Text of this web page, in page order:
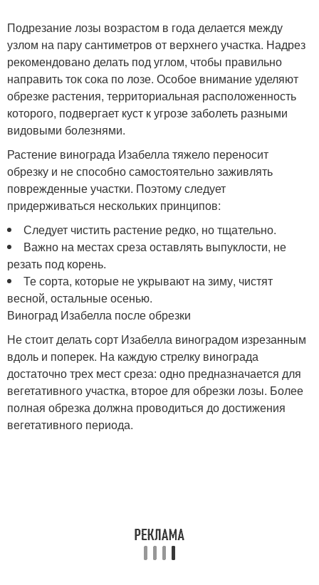
Подрезание лозы возрастом в года делается между
узлом на пару сантиметров от верхнего участка. Надрез
рекомендовано делать под углом, чтобы правильно
направить ток сока по лозе. Особое внимание уделяют
обрезке растения, территориальная расположенность
которого, подвергает куст к угрозе заболеть разными
видовыми болезнями.
Растение винограда Изабелла тяжело переносит
обрезку и не способно самостоятельно заживлять
поврежденные участки. Поэтому следует
придерживаться нескольких принципов:
Следует чистить растение редко, но тщательно.
Важно на местах среза оставлять выпуклости, не
резать под корень.
Те сорта, которые не укрывают на зиму, чистят
весной, остальные осенью.
Виноград Изабелла после обрезки
Не стоит делать сорт Изабелла виноградом изрезанным
вдоль и поперек. На каждую стрелку винограда
достаточно трех мест среза: одно предназначается для
вегетативного участка, второе для обрезки лозы. Более
полная обрезка должна проводиться до достижения
вегетативного периода.